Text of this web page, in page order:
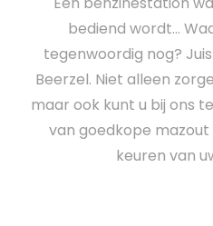
bediend wordt…
tegenwoordig nog?
Beerzel. Niet alleen
maar ook kunt u bij ons
van goedkope
keuren van